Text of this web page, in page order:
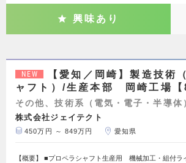
興味あり
NEW
【愛知／岡崎】製造技術
ャフト）/生産本部 岡崎工場【
その他、技術系（電気・電子・半導体
株式会社ジェイテクト
450万円 ～ 849万円 愛知県
【概要】 ■プロペラシャフト生産用 機械加工・組付ラ